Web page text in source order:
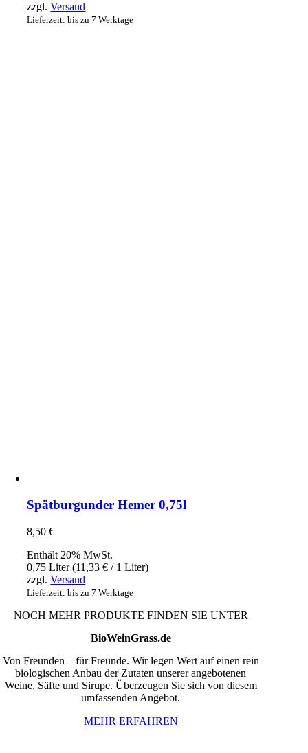
zzgl.Versand
Lieferzeit: bis zu 7 Werktage
Spätburgunder Hemer 0,75l
8,50€
Enthält 20% MwSt.
0,75 Liter (11,33€ / 1 Liter)
zzgl.Versand
Lieferzeit: bis zu 7 Werktage
NOCH MEHR PRODUKTE FINDEN SIE UNTER
BioWeinGrass.de
Von Freunden – für Freunde. Wir legen Wert auf einen rein
biologischen Anbau der Zutaten unserer angebotenen
Weine, Säfte und Sirupe. Überzeugen Sie sich von diesem
umfassenden Angebot.
MEHR ERFAHREN